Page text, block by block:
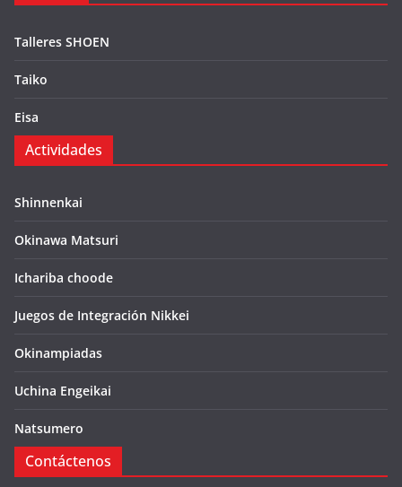
Talleres SHOEN
Taiko
Eisa
Actividades
Shinnenkai
Okinawa Matsuri
Ichariba choode
Juegos de Integración Nikkei
Okinampiadas
Uchina Engeikai
Natsumero
Contáctenos